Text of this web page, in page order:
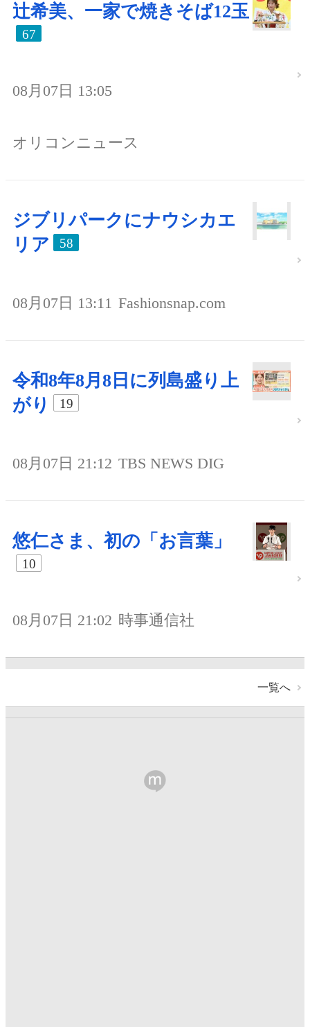
辻希美、一家で焼きそば12玉
67
08月07日 13:05
オリコンニュース
ジブリパークにナウシカエ
リア
58
08月07日 13:11 Fashionsnap.com
令和8年8月8日に列島盛り上
がり
19
08月07日 21:12 TBS NEWS DIG
悠仁さま、初の「お言葉」
10
08月07日 21:02 時事通信社
一覧へ